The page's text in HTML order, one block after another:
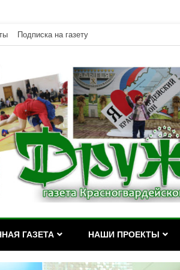
Подписка на газету
ГАЗЕТА НАШИ ПРОЕКТЫ